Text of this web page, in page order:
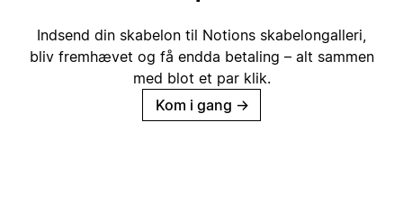
Indsend din skabelon til Notions skabelongalleri,
bliv fremhævet og få endda betaling – alt sammen
med blot et par klik.
Kom i gang →